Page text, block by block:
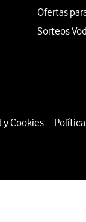
Ofertas
Sorteos
y Cookies